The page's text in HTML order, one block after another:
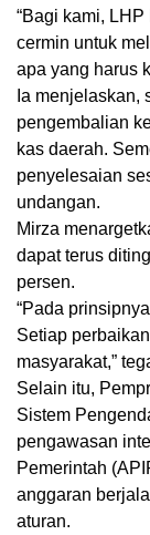
“Bagi kami,
cermin untuk
apa yang harus
Ia menjelaskan,
pengembalian
kas daerah.
penyelesaian
undangan.
Mirza
dapat terus
persen.
“Pada
Setiap
masyarakat,”
Selain itu,
Sistem
pengawasan
Pemerintah
anggaran
aturan.